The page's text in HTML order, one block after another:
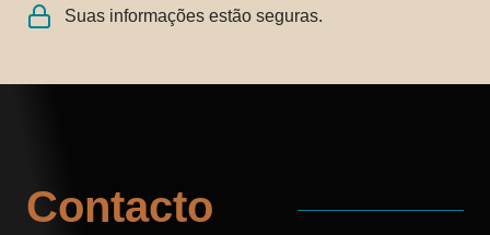
Suas informações estão seguras.
Contacto